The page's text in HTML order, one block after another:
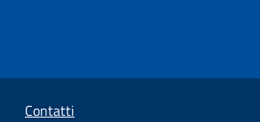
Sezione Link Utili
Contatti